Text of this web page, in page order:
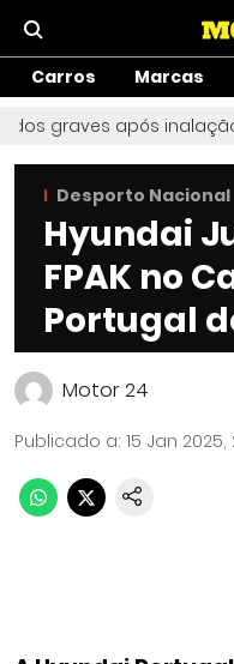
Carros Marcas
graves após inalação
Desporto Nacional
Hyundai
FPAK no
Portugal
Motor 24
Publicado a: 15 Jan